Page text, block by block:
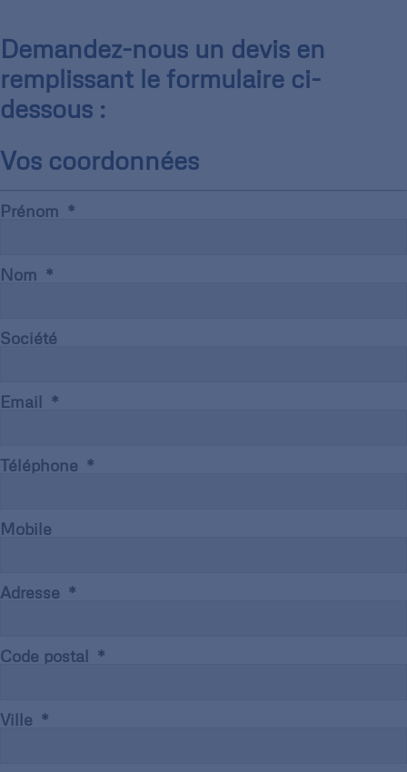
Demandez-nous un devis en
remplissant le formulaire ci-
dessous :
Vos coordonnées
Prénom
Nom
Société
Email
Téléphone
Mobile
Adresse
Code postal
Ville